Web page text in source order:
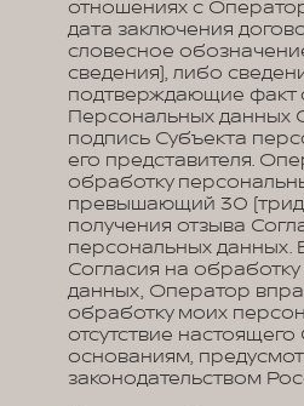
отношениях с
дата заключения
словесное
сведения), либо
подтверждающие факт
Персональных данных
подпись Субъекта
его представителя.
обработку
превышающий 30
получения отзыва
персональных данных.
Согласия на
данных, Оператор
обработку моих
отсутствие
основаниям,
законодательством